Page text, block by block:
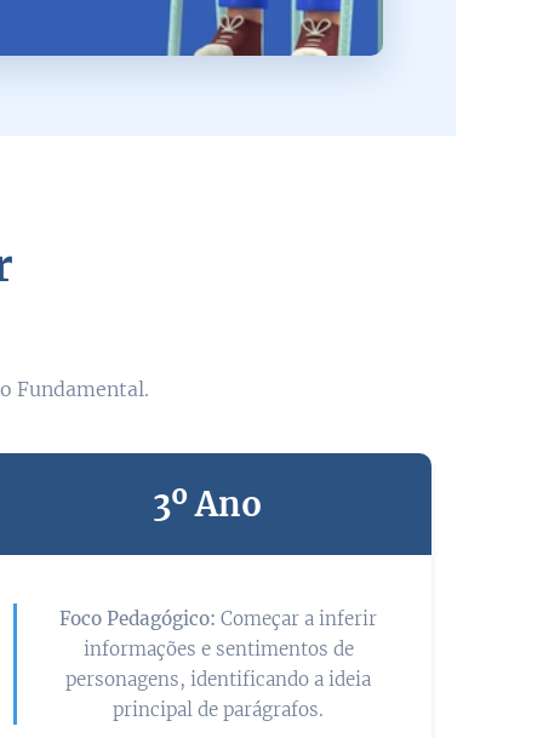
Fundamental.
3º Ano
Foco Pedagógico: Começar a inferir
informações e sentimentos de
personagens, identificando a ideia
principal de parágrafos.